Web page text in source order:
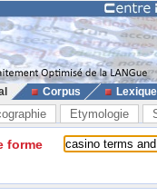
Corpus
Etymologie
forme